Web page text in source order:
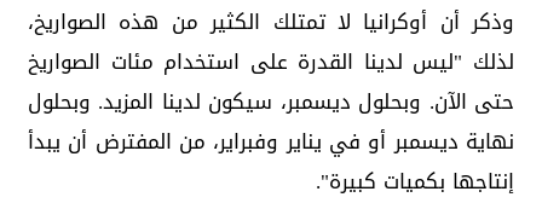
وذكر أن أوكرانيا لا تمتلك الكثير من هذه الصواريخ،
لذلك "ليس لدينا القدرة على استخدام مئات الصواريخ
حتى الآن. وبحلول ديسمبر، سيكون لدينا المزيد. وبحلول
نهاية ديسمبر أو في يناير وفبراير، من المفترض أن يبدأ
إنتاجها بكميات كبيرة".